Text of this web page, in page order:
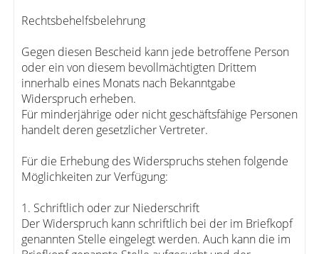
Rechtsbehelfsbelehrung
Gegen diesen Bescheid kann jede betroffene Person
oder ein von diesem bevollmächtigten Drittem
innerhalb eines Monats nach Bekanntgabe
Widerspruch erheben.
Für minderjährige oder nicht geschäftsfähige Personen
handelt deren gesetzlicher Vertreter.
Für die Erhebung des Widerspruchs stehen folgende
Möglichkeiten zur Verfügung:
1. Schriftlich oder zur Niederschrift
Der Widerspruch kann schriftlich bei der im Briefkopf
genannten Stelle eingelegt werden. Auch kann die im